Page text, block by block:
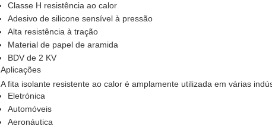
Classe H resistência ao calor
Adesivo de silicone sensível à pressão
Alta resistência à tração
Material de papel de aramida
BDV de 2 KV
Aplicações
A fita isolante resistente ao calor é amplamente utilizada em várias
Eletrónica
Automóveis
Aeronáutica